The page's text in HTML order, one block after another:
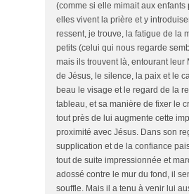
(comme si elle mimait aux
elles vivent la prière et y
ressent, je trouve, la fatigue de la
petits (celui qui nous regarde
mais ils trouvent là, entourant
de Jésus, le silence, la paix et le
beau le visage et le regard de la
tableau, et sa manière de fixer le
tout près de lui augmente cette
proximité avec Jésus. Dans son
supplication et de la confiance
tout de suite impressionnée et
adossé contre le mur du fond, il
souffle. Mais il a tenu à venir lui